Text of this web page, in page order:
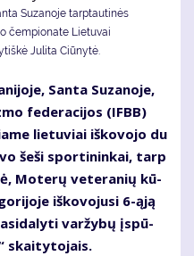
Suzanoje tarptautinės
čempionate Lietuvai
Julita Ciūnytė.
San­ta Su­za­no­je,
fe­de­ra­ci­jos (IFBB)
lie­tu­viai iš­ko­vo­jo du
še­ši spor­ti­nin­kai, tarp
Mo­te­rų ve­te­ra­nių kū­
iš­ko­vo­ju­si 6-ąją
var­žy­bų įspū­
skai­ty­to­jais.